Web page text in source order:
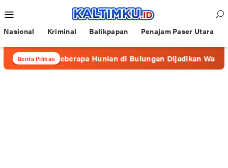
ke
kontenMobile
Nasional Kriminal Balikpapan Penajam Paser Utara
Berita Pilihan
Beberapa Hunian di Bulungan Dijadikan Wadah